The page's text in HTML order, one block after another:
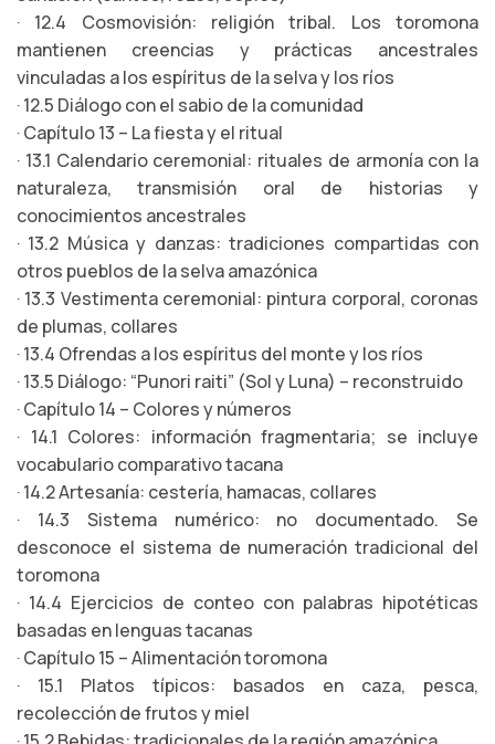
· 12.4 Cosmovisión: religión tribal. Los toromona
mantienen creencias y prácticas ancestrales
vinculadas a los espíritus de la selva y los ríos
· 12.5 Diálogo con el sabio de la comunidad
· Capítulo 13 – La fiesta y el ritual
· 13.1 Calendario ceremonial: rituales de armonía con la
naturaleza, transmisión oral de historias y
conocimientos ancestrales
· 13.2 Música y danzas: tradiciones compartidas con
otros pueblos de la selva amazónica
· 13.3 Vestimenta ceremonial: pintura corporal, coronas
de plumas, collares
· 13.4 Ofrendas a los espíritus del monte y los ríos
· 13.5 Diálogo: “Punori raiti” (Sol y Luna) – reconstruido
· Capítulo 14 – Colores y números
· 14.1 Colores: información fragmentaria; se incluye
vocabulario comparativo tacana
· 14.2 Artesanía: cestería, hamacas, collares
· 14.3 Sistema numérico: no documentado. Se
desconoce el sistema de numeración tradicional del
toromona
· 14.4 Ejercicios de conteo con palabras hipotéticas
basadas en lenguas tacanas
· Capítulo 15 – Alimentación toromona
· 15.1 Platos típicos: basados en caza, pesca,
recolección de frutos y miel